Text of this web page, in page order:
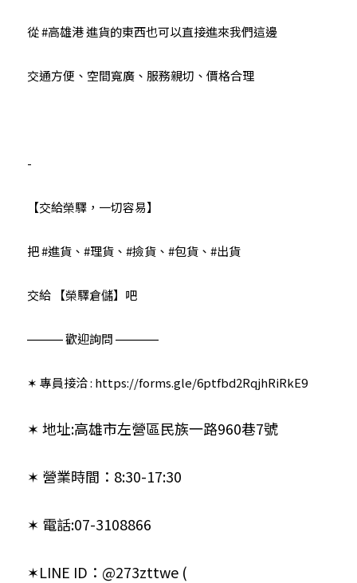
從 #高雄港 進貨的東西也可以直接進來我們這邊
交通方便、空間寬廣、服務親切、價格合理
-
【交給榮驛，一切容易】
把 #進貨 、 #理貨 、 #撿貨 、 #包貨 、 #出貨
交給 【榮驛倉儲】吧
⎼⎼⎼⎼⎼ 歡迎詢問 ⎼⎼⎼⎼⎼⎼
✶ 專員接洽 : https://forms.gle/6ptfbd2RqjhRiRkE9
✶ 地址:高雄市左營區民族一路960巷7號
✶ 營業時間：8:30-17:30
✶ 電話:07-3108866